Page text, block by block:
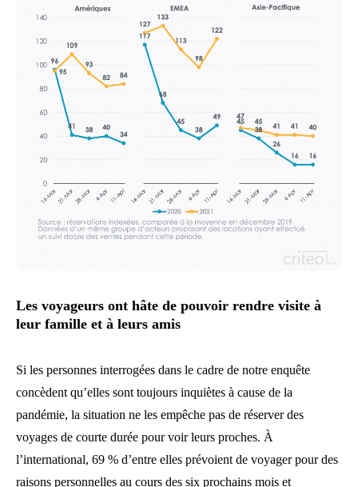
Les voyageurs ont hâte de pouvoir rendre visite à
leur famille et à leurs amis
Si les personnes interrogées dans le cadre de notre enquête
concèdent qu’elles sont toujours inquiètes à cause de la
pandémie, la situation ne les empêche pas de réserver des
voyages de courte durée pour voir leurs proches. À
l’international, 69 % d’entre elles prévoient de voyager pour des
raisons personnelles au cours des six prochains mois et